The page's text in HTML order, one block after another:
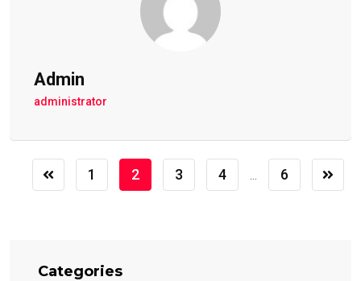
Admin
administrator
1 2 3 4 ... 6
Categories